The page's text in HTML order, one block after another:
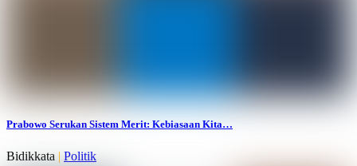
Prabowo Serukan Sistem Merit: Kebiasaan Kita…
Bidikkata | Politik